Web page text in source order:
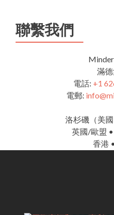
聯繫我們
滿
電話: +1
電郵:
洛杉磯（美
英國/歐盟
香港